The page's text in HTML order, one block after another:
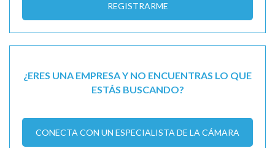
REGISTRARME
¿ERES UNA EMPRESA Y NO ENCUENTRAS LO QUE
ESTÁS BUSCANDO?
CONECTA CON UN ESPECIALISTA DE LA CÁMARA